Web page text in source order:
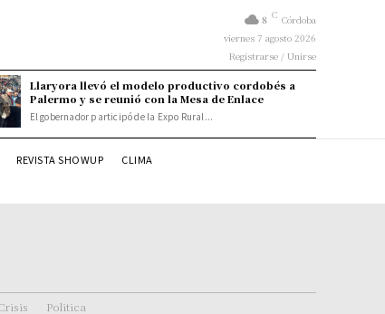
8 C Córdoba
viernes 7 agosto 2026
Registrarse / Unirse
Llaryora llevó el modelo productivo cordobés a
Palermo y se reunió con la Mesa de Enlace
El gobernador participó de la Expo Rural...
REVISTA SHOWUP CLIMA
Politica